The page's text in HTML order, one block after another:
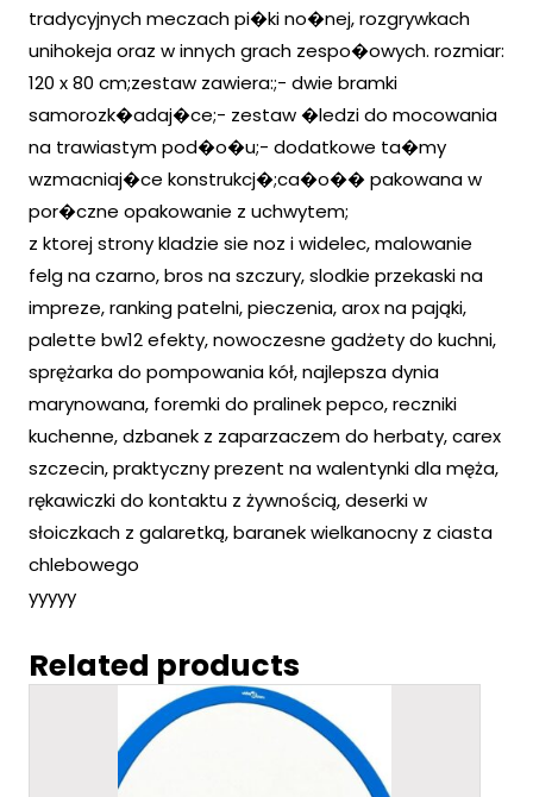
tradycyjnych meczach pi�ki no�nej, rozgrywkach
unihokeja oraz w innych grach zespo�owych. rozmiar:
120 x 80 cm;zestaw zawiera:;- dwie bramki
samorozk�adaj�ce;- zestaw �ledzi do mocowania
na trawiastym pod�o�u;- dodatkowe ta�my
wzmacniaj�ce konstrukcj�;ca�o�� pakowana w
por�czne opakowanie z uchwytem;
z ktorej strony kladzie sie noz i widelec, malowanie
felg na czarno, bros na szczury, slodkie przekaski na
impreze, ranking patelni, pieczenia, arox na pająki,
palette bw12 efekty, nowoczesne gadżety do kuchni,
sprężarka do pompowania kół, najlepsza dynia
marynowana, foremki do pralinek pepco, reczniki
kuchenne, dzbanek z zaparzaczem do herbaty, carex
szczecin, praktyczny prezent na walentynki dla męża,
rękawiczki do kontaktu z żywnością, deserki w
słoiczkach z galaretką, baranek wielkanocny z ciasta
chlebowego
yyyyy
Related products